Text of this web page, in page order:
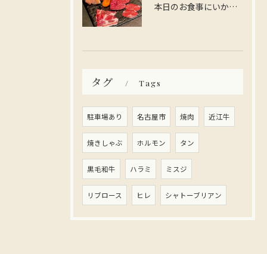
本日のお食事にいかがですか？
タグ Tags
駐車場あり 名古屋市 焼肉 近江牛
焼きしゃぶ ホルモン タン
黒毛和牛 ハラミ ミスジ
リブロース ヒレ シャトーブリアン